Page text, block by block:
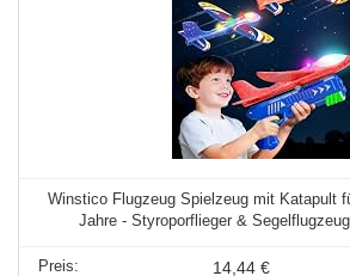
Winstico Flugzeug Spielzeug mit Katapult
Jahre - Styroporflieger &
14,44 €